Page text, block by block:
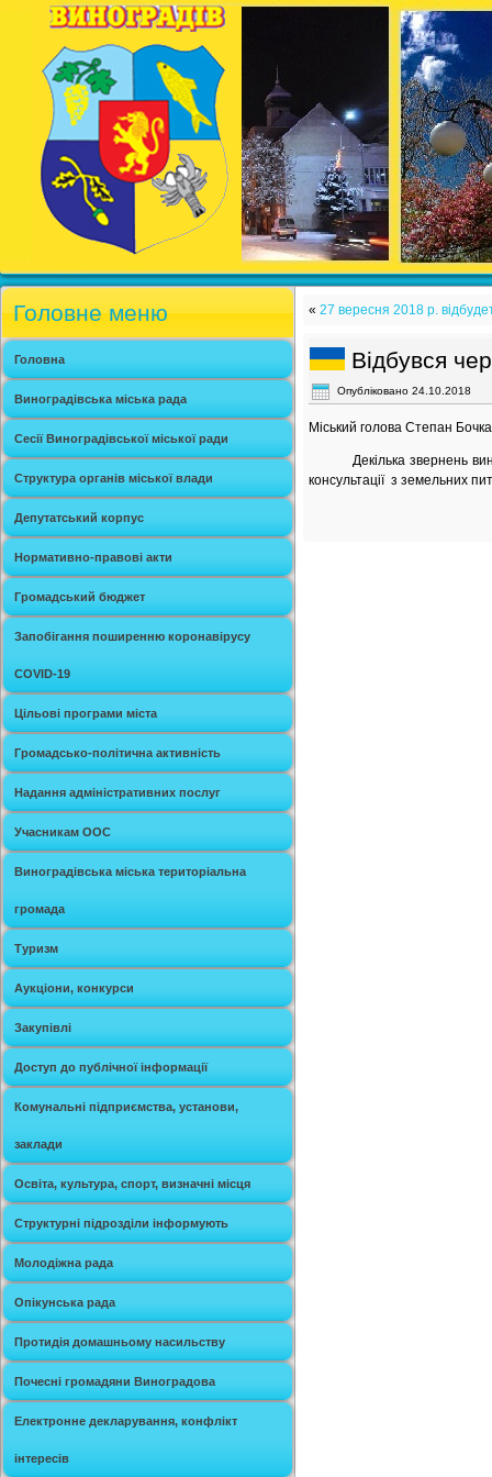
Головне меню
Головна
Виноградівська міська рада
Сесії Виноградівської міської ради
Структура органів міської влади
Депутатський корпус
Нормативно-правові акти
Громадський бюджет
Запобігання поширенню коронавірусу
COVID-19
Цільові програми міста
Громадсько-політична активність
Надання адміністративних послуг
Учасникам ООС
Виноградівська міська територіальна
громада
Туризм
Аукціони, конкурси
Закупівлі
Доступ до публічної інформації
Комунальні підприємства, установи,
заклади
Освіта, культура, спорт, визначні місця
Структурні підрозділи інформують
Молодіжна рада
Опікунська рада
Протидія домашньому насильству
Почесні громадяни Виноградова
Електронне декларування, конфлікт
інтересів
« 27 вересня 2018 р.
Відбувся
Опубліковано 24.10.2018
Міський голова Степан
Декілька звернень
консультації з земельних